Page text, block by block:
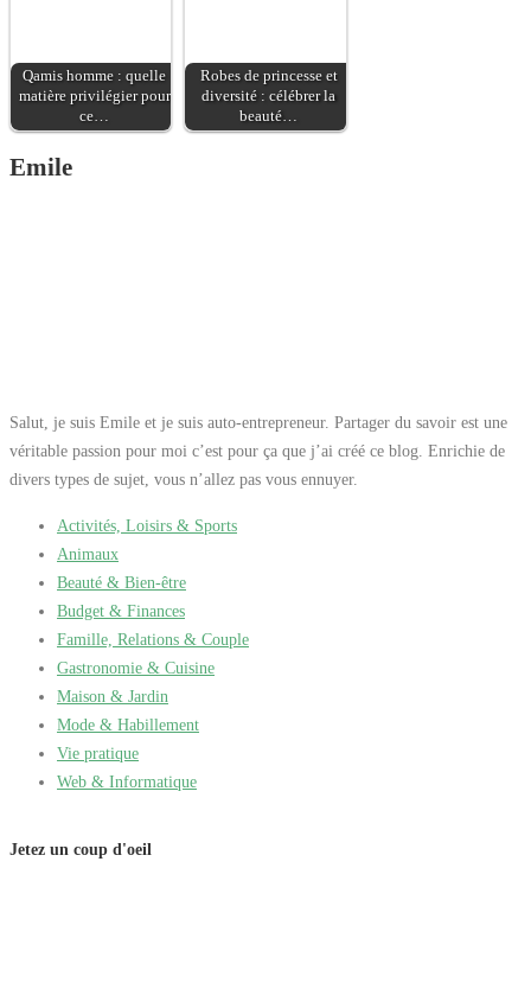
Qamis homme : quelle
matière privilégier pour
ce…
Robes de princesse et
diversité : célébrer la
beauté…
Emile
Salut, je suis Emile et je suis auto-entrepreneur. Partager du savoir est une
véritable passion pour moi c’est pour ça que j’ai créé ce blog. Enrichie de
divers types de sujet, vous n’allez pas vous ennuyer.
Activités, Loisirs & Sports
Animaux
Beauté & Bien-être
Budget & Finances
Famille, Relations & Couple
Gastronomie & Cuisine
Maison & Jardin
Mode & Habillement
Vie pratique
Web & Informatique
Jetez un coup d'oeil